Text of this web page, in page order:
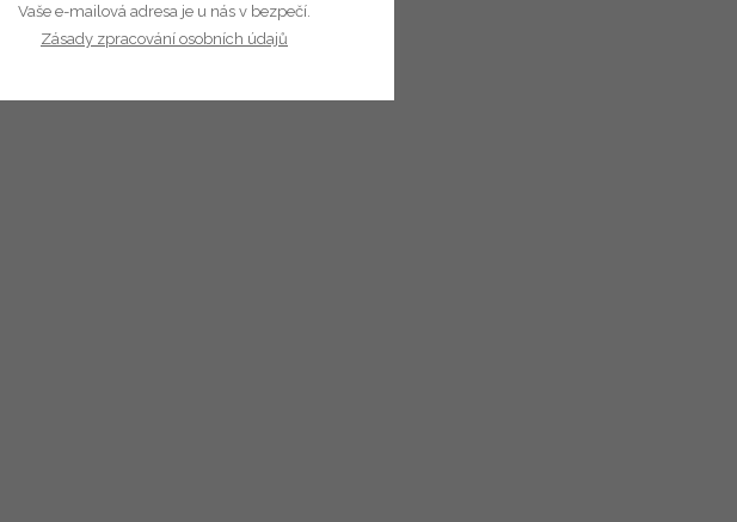
Vaše e-mailová adresa je u nás v bezpečí.
Zásady zpracování osobních údajů